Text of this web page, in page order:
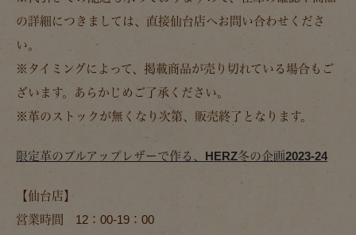
の詳細につきましては、直接仙台店へお問い合わせくださ
い。
※タイミングによって、掲載商品が売り切れている場合もご
ざいます。あらかじめご了承ください。
※革のストックが無くなり次第、販売終了となります。
限定革のプルアップレザーで作る、HERZ冬の企画2023-24
【仙台店】
営業時間 12：00-19：00